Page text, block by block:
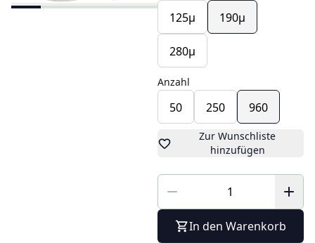
125µ 190µ
280µ
Anzahl
50 250 960
Zur Wunschliste
hinzufügen
In den Warenkorb